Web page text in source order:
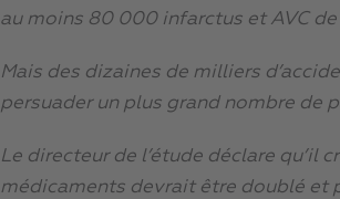
au moins 80 000 infarctus et AVC
Mais des dizaines de milliers
persuader un plus grand nombre de
Le directeur de l’étude déclare qu’il
médicaments devrait être doublé et